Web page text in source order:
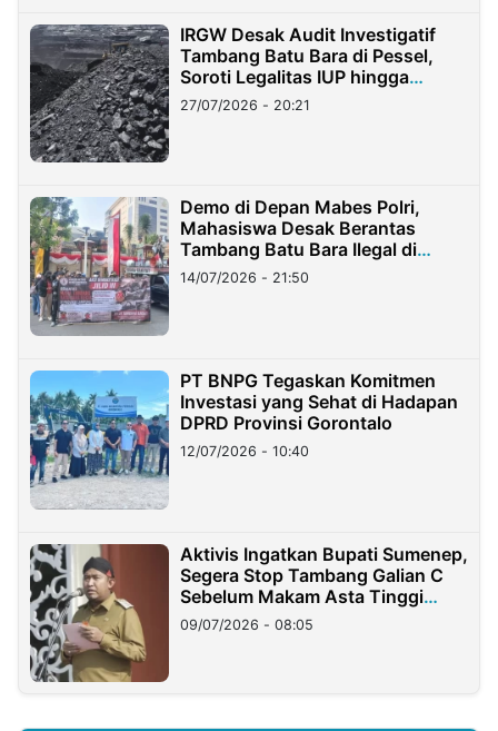
IRGW Desak Audit Investigatif
Tambang Batu Bara di Pessel,
Soroti Legalitas IUP hingga
Stockpile
27/07/2026 - 20:21
Demo di Depan Mabes Polri,
Mahasiswa Desak Berantas
Tambang Batu Bara Ilegal di
Lampung
14/07/2026 - 21:50
PT BNPG Tegaskan Komitmen
Investasi yang Sehat di Hadapan
DPRD Provinsi Gorontalo
12/07/2026 - 10:40
Aktivis Ingatkan Bupati Sumenep,
Segera Stop Tambang Galian C
Sebelum Makam Asta Tinggi
Longsor
09/07/2026 - 08:05